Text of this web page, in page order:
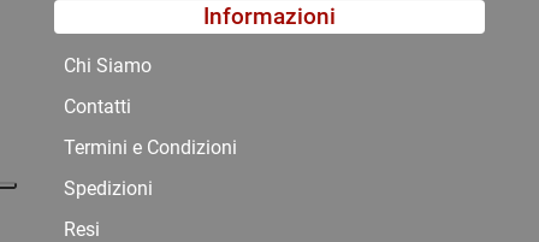
Informazioni
Chi Siamo
Contatti
Termini e Condizioni
Spedizioni
Resi